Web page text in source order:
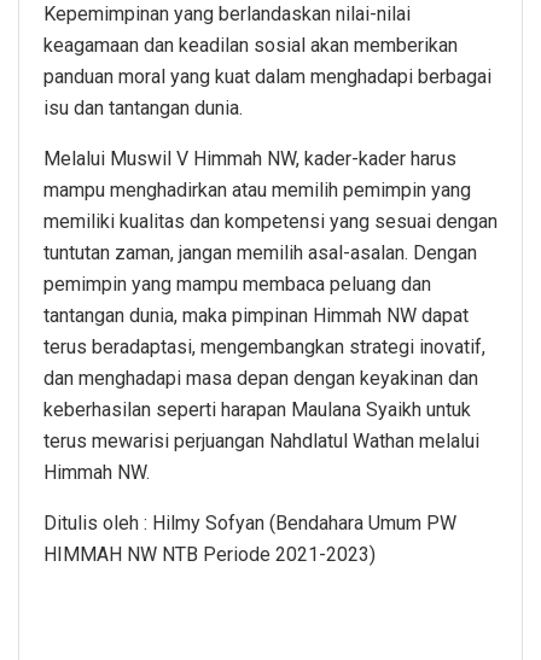
Kepemimpinan yang berlandaskan nilai-nilai
keagamaan dan keadilan sosial akan memberikan
panduan moral yang kuat dalam menghadapi berbagai
isu dan tantangan dunia.
Melalui Muswil V Himmah NW, kader-kader harus
mampu menghadirkan atau memilih pemimpin yang
memiliki kualitas dan kompetensi yang sesuai dengan
tuntutan zaman, jangan memilih asal-asalan. Dengan
pemimpin yang mampu membaca peluang dan
tantangan dunia, maka pimpinan Himmah NW dapat
terus beradaptasi, mengembangkan strategi inovatif,
dan menghadapi masa depan dengan keyakinan dan
keberhasilan seperti harapan Maulana Syaikh untuk
terus mewarisi perjuangan Nahdlatul Wathan melalui
Himmah NW.
Ditulis oleh : Hilmy Sofyan (Bendahara Umum PW
HIMMAH NW NTB Periode 2021-2023)